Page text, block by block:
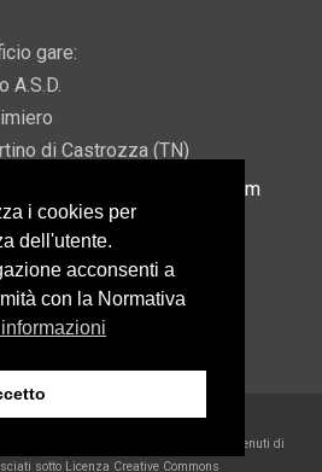
gare:
A.S.D.
di Castrozza (TN)
info@usprimiero.com
Amministrazione
Eccetto dove diversamente specificato, i contenuti di
sotto Licenza Creative Commons
i cookies per
dell'utente.
acconsenti a
con la Normativa